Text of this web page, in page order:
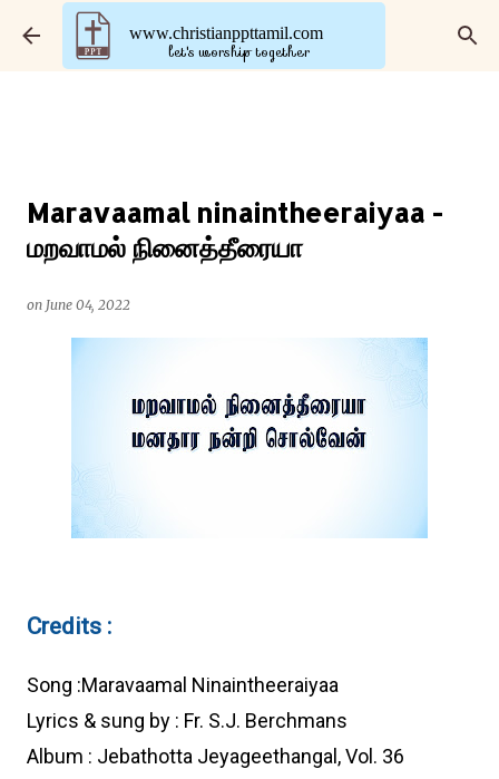
Skip to main content
www.christianppttamil.com
let's worship together
Maravaamal ninaintheeraiyaa -
மறவாமல் நினைத்தீரையா
on June 04, 2022
Credits :
Song :Maravaamal Ninaintheeraiyaa
Lyrics & sung by : Fr. S.J. Berchmans
Album : Jebathotta Jeyageethangal, Vol. 36